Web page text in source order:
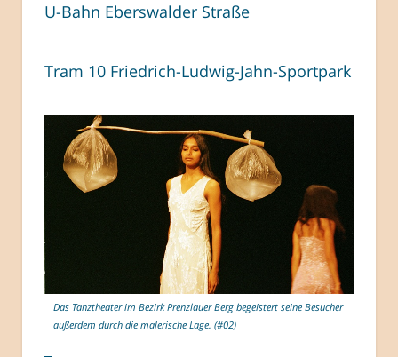
U-Bahn Eberswalder Straße
Tram 10 Friedrich-Ludwig-Jahn-Sportpark
Das Tanztheater im Bezirk Prenzlauer Berg begeistert seine Besucher
außerdem durch die malerische Lage. (#02)